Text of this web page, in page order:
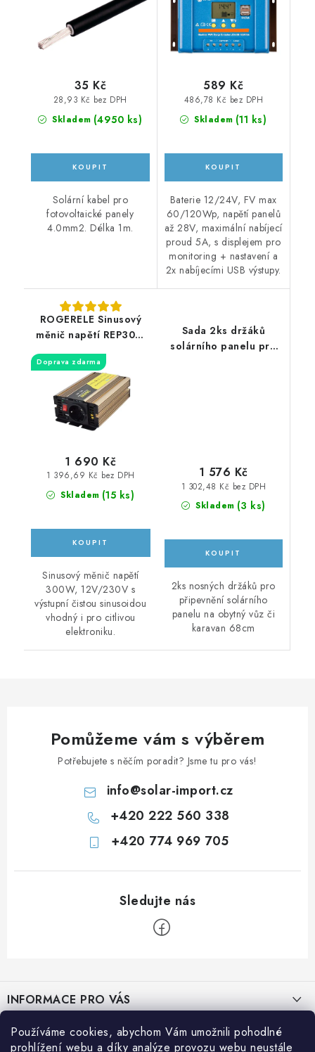
Používáme cookies, abychom Vám umožnili pohodlné
prohlížení webu a díky analýze provozu webu neustále
Skladem (4950 ks)
28,93 Kč bez DPH
35 Kč
Solární kabel pro
fotovoltaické panely
4.0mm2. Délka 1m.
Skladem (11 ks)
486,78 Kč bez DPH
589 Kč
Baterie 12/24V, FV max
60/120Wp, napětí panelů
až 28V, maximální nabíjecí
proud 5A, s displejem pro
monitoring + nastavení a
2x nabíjecími USB výstupy.
ROGERELE Sinusový
měnič napětí REP300-
Doprava zdarma
Skladem (15 ks)
1 396,69 Kč bez DPH
1 690 Kč
Sinusový měnič napětí
300W, 12V/230V s
výstupní čistou sinusoidou
vhodný i pro citlivou
elektroniku.
Sada 2ks držáků
solárního panelu pro
Skladem (3 ks)
1 302,48 Kč bez DPH
1 576 Kč
2ks nosných držáků pro
připevnění solárního
panelu na obytný vůz či
karavan 68cm
Pomůžeme vám s výběrem
Potřebujete s něčím poradit? Jsme tu pro vás!
info@solar-import.cz
+420 222 560 338
+420 774 969 705
pINFORMACE PRO VÁS
Prodejna JESENICE
BLOG